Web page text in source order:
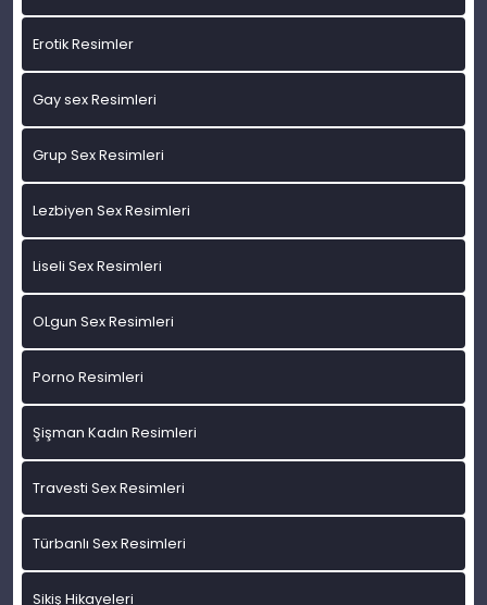
Erotik Resimler
Gay sex Resimleri
Grup Sex Resimleri
Lezbiyen Sex Resimleri
Liseli Sex Resimleri
OLgun Sex Resimleri
Porno Resimleri
Şişman Kadın Resimleri
Travesti Sex Resimleri
Türbanlı Sex Resimleri
Sikiş Hikayeleri